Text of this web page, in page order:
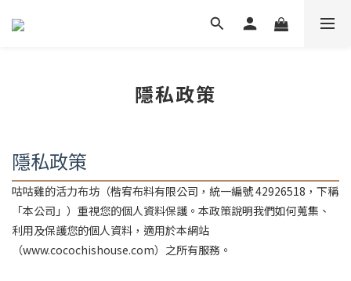
隱私政策
隱私政策
咕咕雞的活力布坊（楷宥布料有限公司，統一編號 42926518，下稱
「本公司」）重視您的個人資料保護。本政策說明我們如何蒐集、
利用及保護您的個人資料，適用於本網站
（www.cocochishouse.com）之所有服務。